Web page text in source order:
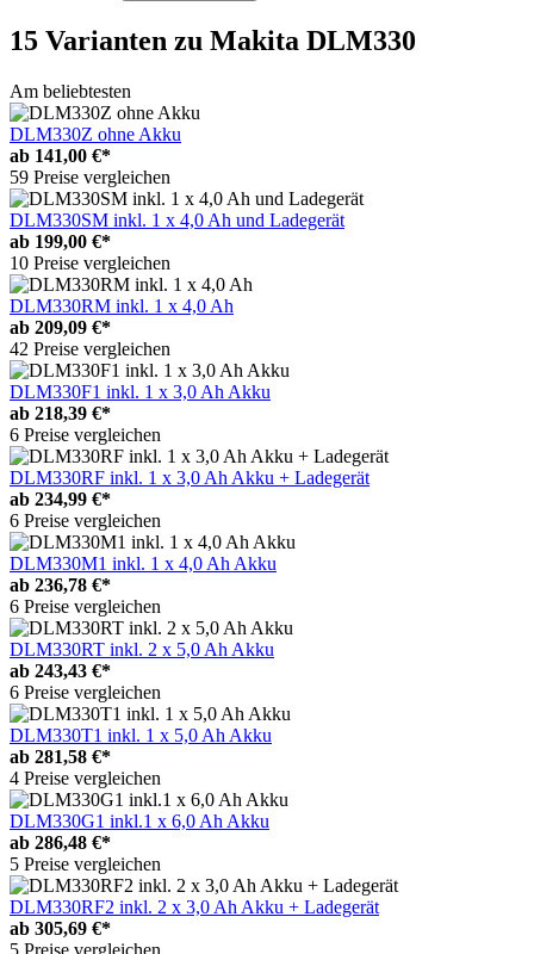
15 Varianten zu Makita DLM330
Am beliebtesten
DLM330Z ohne Akku
ab 141,00 €*
59 Preise vergleichen
DLM330SM inkl. 1 x 4,0 Ah und Ladegerät
ab 199,00 €*
10 Preise vergleichen
DLM330RM inkl. 1 x 4,0 Ah
ab 209,09 €*
42 Preise vergleichen
DLM330F1 inkl. 1 x 3,0 Ah Akku
ab 218,39 €*
6 Preise vergleichen
DLM330RF inkl. 1 x 3,0 Ah Akku + Ladegerät
ab 234,99 €*
6 Preise vergleichen
DLM330M1 inkl. 1 x 4,0 Ah Akku
ab 236,78 €*
6 Preise vergleichen
DLM330RT inkl. 2 x 5,0 Ah Akku
ab 243,43 €*
6 Preise vergleichen
DLM330T1 inkl. 1 x 5,0 Ah Akku
ab 281,58 €*
4 Preise vergleichen
DLM330G1 inkl.1 x 6,0 Ah Akku
ab 286,48 €*
5 Preise vergleichen
DLM330RF2 inkl. 2 x 3,0 Ah Akku + Ladegerät
ab 305,69 €*
5 Preise vergleichen